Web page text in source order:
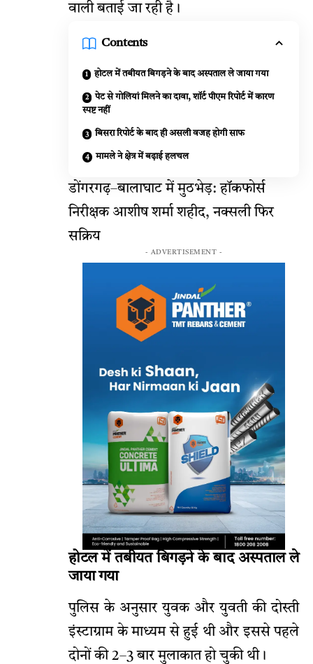
वाली बताई जा रही है।
Contents
होटल में तबीयत बिगड़ने के बाद अस्पताल ले जाया गया
पेट से गोलियां मिलने का दावा, शॉर्ट पीएम रिपोर्ट में कारण
स्पष्ट नहीं
बिसरा रिपोर्ट के बाद ही असली वजह होगी साफ
मामले ने क्षेत्र में बढ़ाई हलचल
डोंगरगढ़–बालाघाट में मुठभेड़: हॉकफोर्स
निरीक्षक आशीष शर्मा शहीद, नक्सली फिर
सक्रिय
- ADVERTISEMENT -
होटल में तबीयत बिगड़ने के बाद अस्पताल ले
जाया गया
पुलिस के अनुसार युवक और युवती की दोस्ती
इंस्टाग्राम के माध्यम से हुई थी और इससे पहले
दोनों की 2–3 बार मुलाकात हो चुकी थी।